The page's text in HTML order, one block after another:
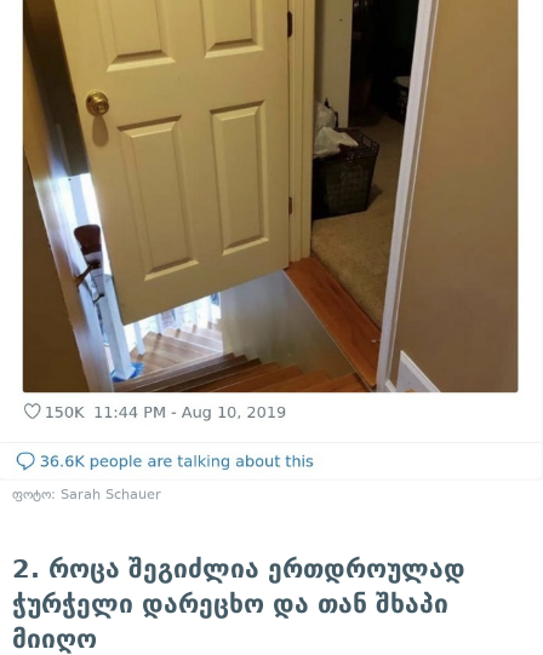
ფოტო: Sarah Schauer
2. როცა შეგიძლია ერთდროულად
ჭურჭელი დარეცხო და თან შხაპი
მიიღო